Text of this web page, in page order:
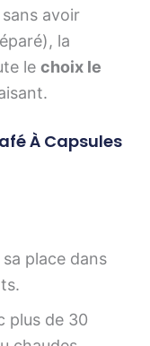
avoir
la
le choix le
À Capsules
place dans
plus de 30